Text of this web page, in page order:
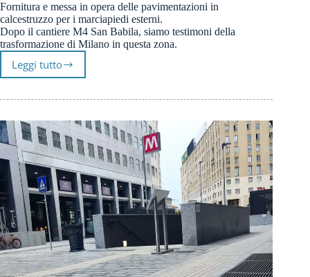
Fornitura e messa in opera delle pavimentazioni in
calcestruzzo per i marciapiedi esterni.
Dopo il cantiere M4 San Babila, siamo testimoni della
trasformazione di Milano in questa zona.
Leggi tuttoPavimento
Calcestruzzo
per
il
Parking
di
Via
Borgogna
Milano